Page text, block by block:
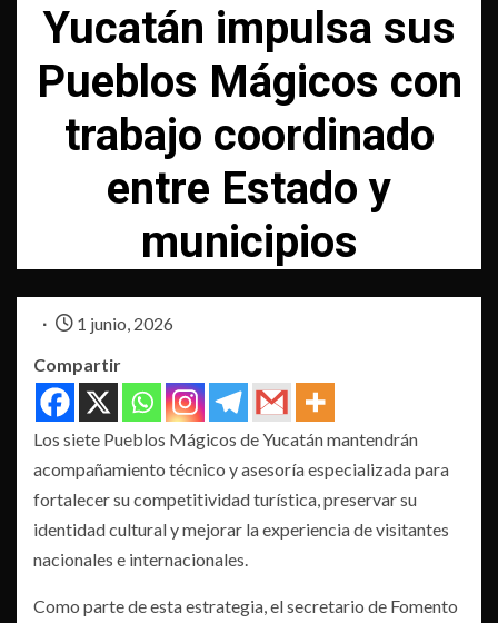
Yucatán impulsa sus
Pueblos Mágicos con
trabajo coordinado
entre Estado y
municipios
1 junio, 2026
Compartir
Los siete Pueblos Mágicos de Yucatán mantendrán
acompañamiento técnico y asesoría especializada para
fortalecer su competitividad turística, preservar su
identidad cultural y mejorar la experiencia de visitantes
nacionales e internacionales.
Como parte de esta estrategia, el secretario de Fomento